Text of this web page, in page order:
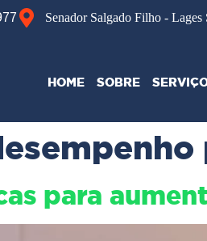
Senador Salgado Filho - Lages
HOME SOBRE
para